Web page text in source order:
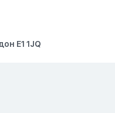
Е1 1JQ